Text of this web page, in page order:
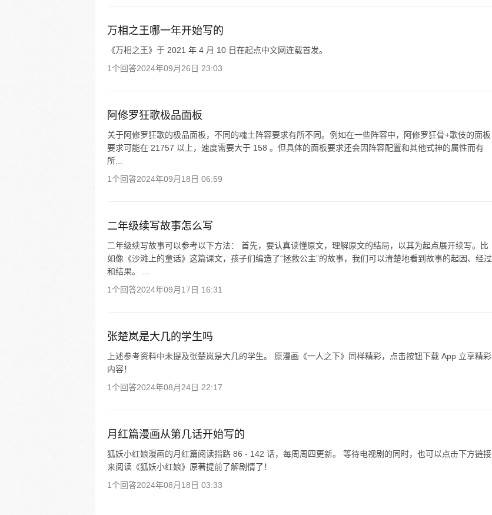
万相之王哪一年开始写的
《万相之王》于 2021 年 4 月 10 日在起点中文网连载首发。
1个回答2024年09月26日 23:03
阿修罗狂歌极品面板
关于阿修罗狂歌的极品面板，不同的魂土阵容要求有所不同。例如在一些阵容中，阿修罗狂骨+歌伎的面板
要求可能在 21757 以上，速度需要大于 158 。但具体的面板要求还会因阵容配置和其他式神的属性而有
所...
1个回答2024年09月18日 06:59
二年级续写故事怎么写
二年级续写故事可以参考以下方法： 首先，要认真读懂原文，理解原文的结局，以其为起点展开续写。比
如像《沙滩上的童话》这篇课文，孩子们编造了“拯救公主”的故事，我们可以清楚地看到故事的起因、经过
和结果。 ...
1个回答2024年09月17日 16:31
张楚岚是大几的学生吗
上述参考资料中未提及张楚岚是大几的学生。 原漫画《一人之下》同样精彩，点击按钮下载 App 立享精彩
内容！
1个回答2024年08月24日 22:17
月红篇漫画从第几话开始写的
狐妖小红娘漫画的月红篇阅读指路 86 - 142 话，每周周四更新。 等待电视剧的同时，也可以点击下方链接
来阅读《狐妖小红娘》原著提前了解剧情了！
1个回答2024年08月18日 03:33